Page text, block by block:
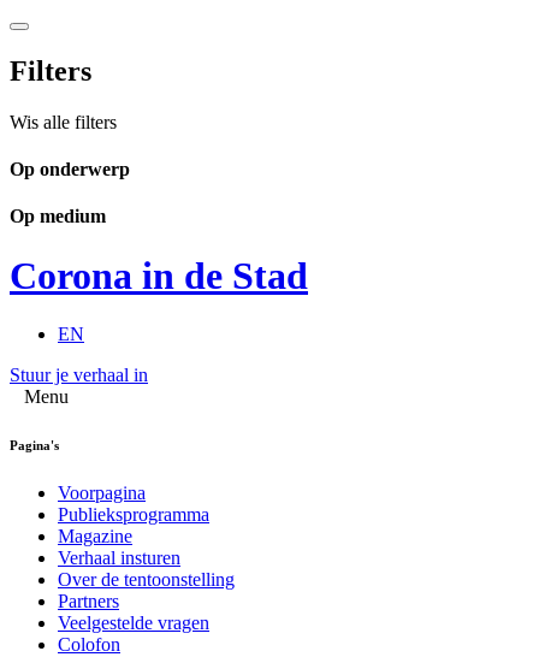
Filters
Wis alle filters
Op onderwerp
Op medium
Corona in de Stad
EN
Stuur je verhaal in
Menu
Pagina's
Voorpagina
Publieksprogramma
Magazine
Verhaal insturen
Over de tentoonstelling
Partners
Veelgestelde vragen
Colofon